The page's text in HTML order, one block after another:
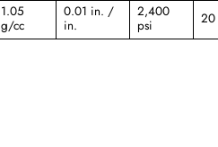
1.05
g/cc
0.01 in. /
in.
2,400
psi
20